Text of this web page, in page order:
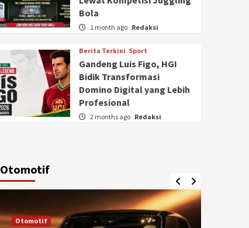
Bola
1 month ago Redaksi
Berita Terkini Sport
Gandeng Luis Figo, HGI
Bidik Transformasi
Domino Digital yang Lebih
Profesional
2 months ago Redaksi
Otomotif
Otomotif